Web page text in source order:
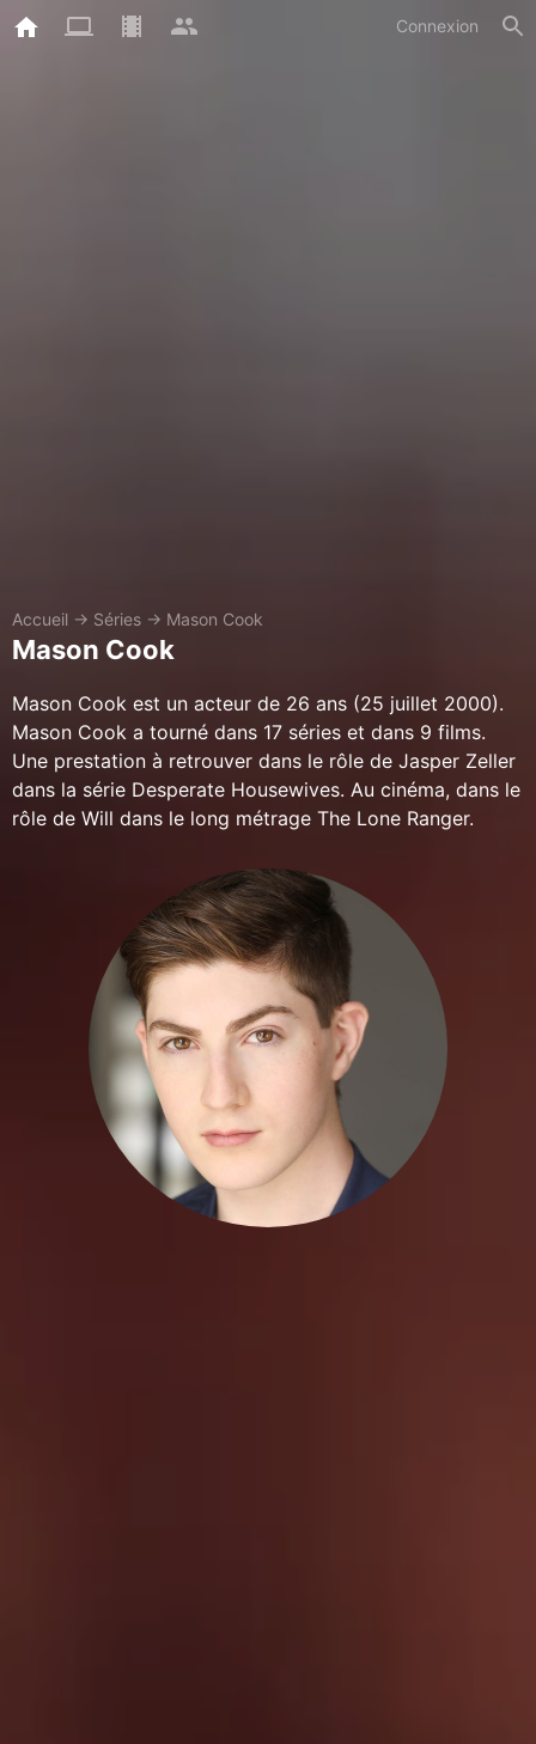
Connexion
Accueil → Séries → Mason Cook
Mason Cook
Mason Cook est un acteur de 26 ans (25 juillet 2000).
Mason Cook a tourné dans 17 séries et dans 9 films.
Une prestation à retrouver dans le rôle de Jasper Zeller
dans la série Desperate Housewives. Au cinéma, dans le
rôle de Will dans le long métrage The Lone Ranger.